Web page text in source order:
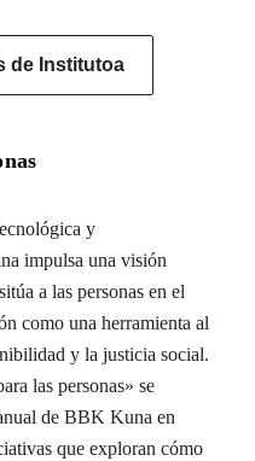
de Institutoa
y
impulsa una visión
a las personas en el
como una herramienta al
y la justicia social.
las personas» se
de BBK Kuna en
que exploran cómo